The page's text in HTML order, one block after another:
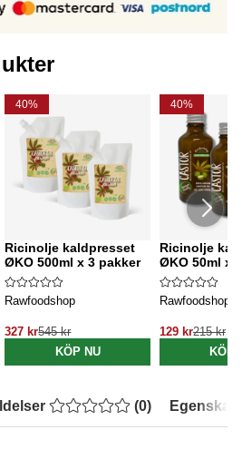
40%
Ricinolje kaldpresset
ØKO 500ml x 3 pakker
Rawfoodshop
327 kr545 kr
KÖP NU
40%
Ricinolje
ØKO 50ml x
Rawfoodshop
129 kr215 kr
KÖP
(0)